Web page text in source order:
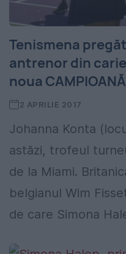
Tenismena
antrenor din
noua
2 APRILIE 2017
Johanna Konta
astăzi, trofeul
de la Miami.
belgianul Wim
de care Simona